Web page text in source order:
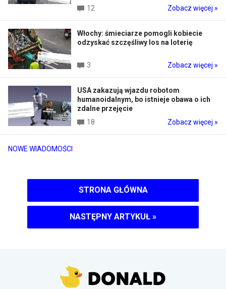
NOWE WIADOMOŚCI
12
Zobacz więcej »
Włochy: śmieciarze pomogli kobiecie
odzyskać szczęśliwy los na loterię
3 Zobacz więcej »
USA zakazują wjazdu robotom
humanoidalnym, bo istnieje obawa o ich
zdalne przejęcie
18
Zobacz więcej »
STRONA GŁÓWNA
NASTĘPNY ARTYKUŁ »